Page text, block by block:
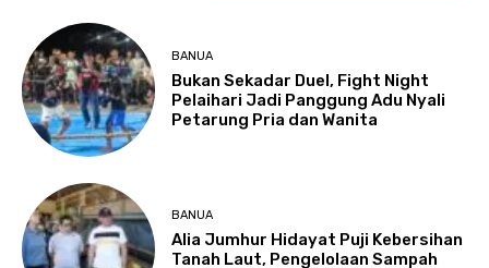
BANUA
Bukan Sekadar Duel, Fight Night
Pelaihari Jadi Panggung Adu Nyali
Petarung Pria dan Wanita
BANUA
Alia Jumhur Hidayat Puji Kebersihan
Tanah Laut, Pengelolaan Sampah